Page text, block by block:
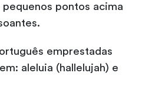
pontos acima
emprestadas
aleluia (hallelujah) e